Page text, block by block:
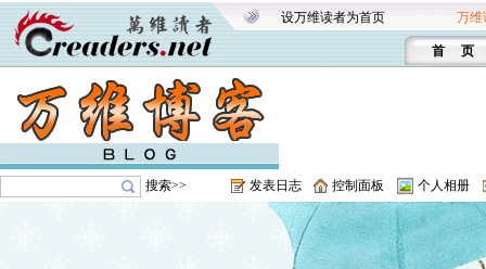
设万维读者为首页 万维
首 页
搜索>> 发表日志 控制面板 个人相册